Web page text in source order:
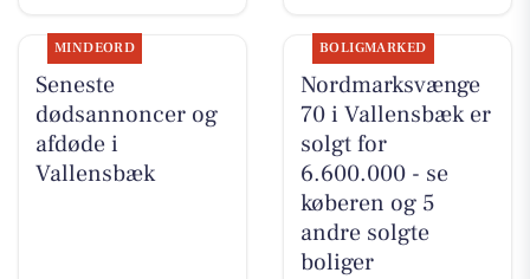
MINDEORD
Seneste
dødsannoncer og
afdøde i
Vallensbæk
BOLIGMARKED
Nordmarksvænge
70 i Vallensbæk er
solgt for
6.600.000 - se
køberen og 5
andre solgte
boliger